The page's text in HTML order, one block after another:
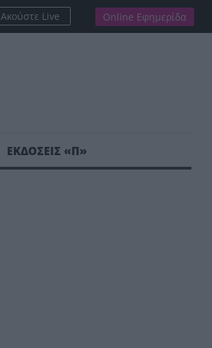
Ακούστε Live Online Εφημερίδα
ΕΚΔΟΣΕΙΣ «Π»